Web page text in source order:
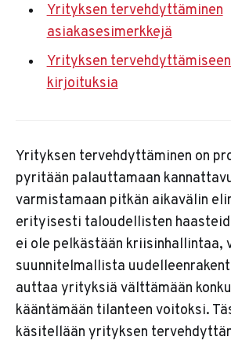
Yrityksen tervehdyttäminen
asiakasesimerkkejä
Yrityksen
kirjoituksia
Yrityksen tervehdyttäminen on
pyritään palauttamaan
varmistamaan pitkän aikavälin
erityisesti taloudellisten
ei ole pelkästään kriisinhallintaa,
suunnitelmallista
auttaa yrityksiä välttämään
kääntämään tilanteen voitoksi.
käsitellään yrityksen